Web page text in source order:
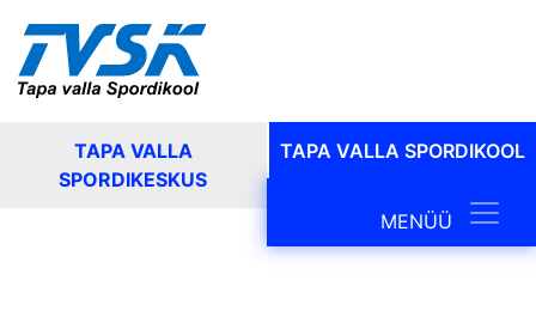
TAPA VALLA
SPORDIKESKUS
TAPA VALLA SPORDIKOOL
MainMENÜÜ